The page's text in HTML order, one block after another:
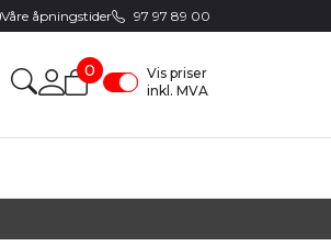
Våre åpningstider 97 97 89 00
0
Vis priser
inkl. MVA